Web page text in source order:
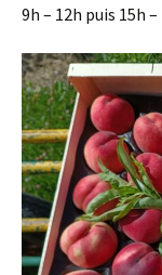
9h – 12h puis 15h –